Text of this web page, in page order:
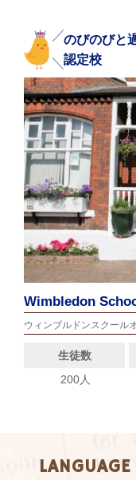
のびのびと
認定校
Wimbledon
ウィンブルドンスクール
生徒数
200人